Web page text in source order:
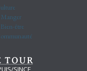
être
SINCE